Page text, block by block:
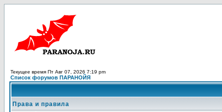
Текущее время Пт Авг 07, 2026 7:19 pm
Список форумов ПАРАНОЙЯ
Права и правила